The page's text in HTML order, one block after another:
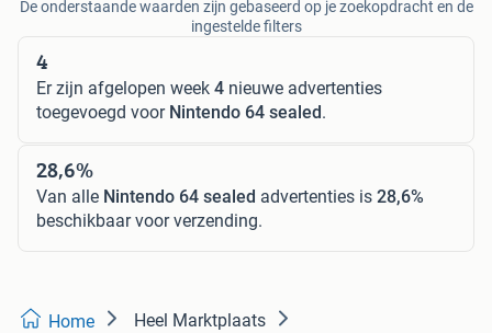
De onderstaande waarden zijn gebaseerd op je zoekopdracht en de
ingestelde filters
4
Er zijn afgelopen week 4 nieuwe advertenties
toegevoegd voor Nintendo 64 sealed.
28,6%
Van alle Nintendo 64 sealed advertenties is 28,6%
beschikbaar voor verzending.
Home Heel Marktplaats